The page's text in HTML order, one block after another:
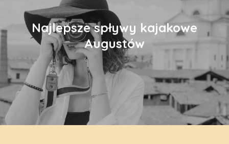
Najlepsze spływy kajakowe
Augustów